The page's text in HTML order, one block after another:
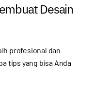
Desain
profesional dan
tips yang bisa Anda